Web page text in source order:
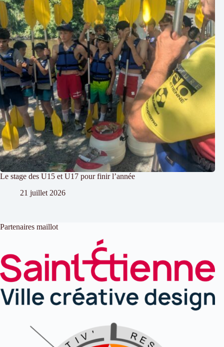
Le stage des U15 et U17 pour finir l’année
21 juillet 2026
Partenaires maillot